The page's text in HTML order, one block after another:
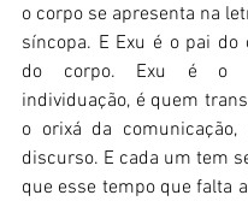
o corpo se apresenta na
síncopa. E Exu é o pai do
do corpo. Exu é o
individuação, é quem
o orixá da
discurso. E cada um tem
que esse tempo que falta